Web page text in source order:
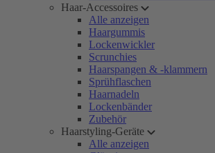
Haar-Accessoires
Alle anzeigen
Haargummis
Lockenwickler
Scrunchies
Haarspangen & -klammern
Sprühflaschen
Haarnadeln
Lockenbänder
Zubehör
Haarstyling-Geräte
Alle anzeigen